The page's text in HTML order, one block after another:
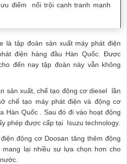
điểm nổi trội cạnh tranh mạnh
là tập đoàn sản xuất máy phát điện
điện hàng đầu Hàn Quốc. Được
đến nay tập đoàn này vẫn không
sản xuất, chế tạo động cơ diesel lần
chế tạo máy phát điện và động cơ
Hàn Quốc . Sau đó đi vào hoạt động
phép được cấp tại Isuzu technology.
động cơ Doosan tăng thêm động
lại nhiều sự lựa chọn hơn cho